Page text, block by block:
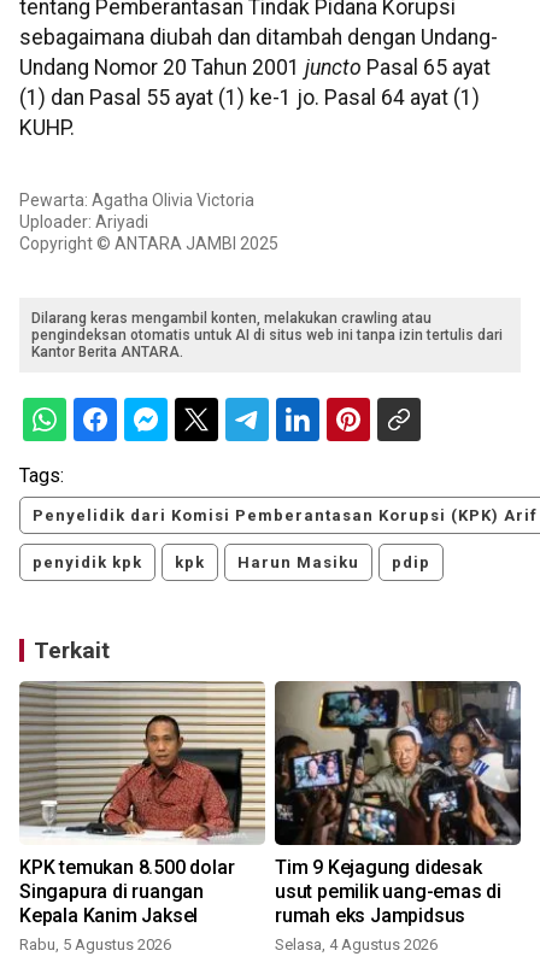
tentang Pemberantasan Tindak Pidana Korupsi
sebagaimana diubah dan ditambah dengan Undang-
Undang Nomor 20 Tahun 2001 juncto Pasal 65 ayat
(1) dan Pasal 55 ayat (1) ke-1 jo. Pasal 64 ayat (1)
KUHP.
Pewarta: Agatha Olivia Victoria
Uploader: Ariyadi
Copyright © ANTARA JAMBI 2025
Dilarang keras mengambil konten, melakukan crawling atau
pengindeksan otomatis untuk AI di situs web ini tanpa izin tertulis dari
Kantor Berita ANTARA.
Tags:
Penyelidik dari Komisi Pemberantasan Korupsi (KPK)
penyidik kpk kpk Harun Masiku pdip
Terkait
KPK temukan 8.500 dolar
Singapura di ruangan
Kepala Kanim Jaksel
Rabu, 5 Agustus 2026
Tim 9 Kejagung didesak
usut pemilik uang-emas di
rumah eks Jampidsus
Selasa, 4 Agustus 2026